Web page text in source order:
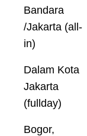
Bandara
/Jakarta (all-
in)
Dalam Kota
Jakarta
(fullday)
Bogor,